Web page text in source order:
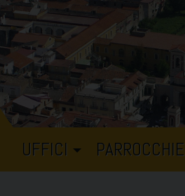
UFFICI PARROCCHIE